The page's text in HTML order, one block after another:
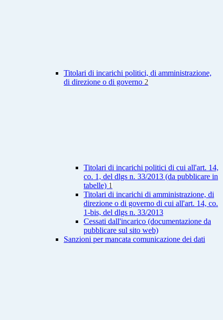
Titolari di incarichi politici, di amministrazione,
di direzione o di governo 2
Titolari di incarichi politici di cui all'art. 14,
co. 1, del dlgs n. 33/2013 (da pubblicare in
tabelle) 1
Titolari di incarichi di amministrazione, di
direzione o di governo di cui all'art. 14, co.
1-bis, del dlgs n. 33/2013
Cessati dall'incarico (documentazione da
pubblicare sul sito web)
Sanzioni per mancata comunicazione dei dati